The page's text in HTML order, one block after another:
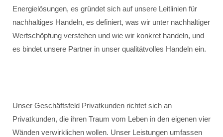
Energielösungen, es gründet sich auf unsere Leitlinien für
nachhaltiges Handeln, es definiert, was wir unter nachhaltiger
Wertschöpfung verstehen und wie wir konkret handeln, und
es bindet unsere Partner in unser qualitätvolles Handeln ein.
Unser Geschäftsfeld Privatkunden richtet sich an
Privatkunden, die ihren Traum vom Leben in den eigenen vier
Wänden verwirklichen wollen. Unser Leistungen umfassen